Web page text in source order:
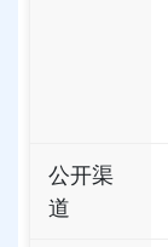
公开渠
道